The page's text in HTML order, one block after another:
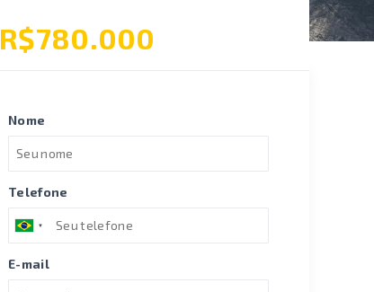
R$780.000
Nome
Telefone
E-mail